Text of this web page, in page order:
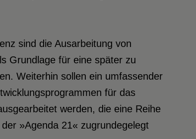
sind die Ausarbeitung von
Grundlage für eine später zu
Weiterhin sollen ein umfassender
für das
werden, die eine Reihe
»Agenda 21« zugrundegelegt